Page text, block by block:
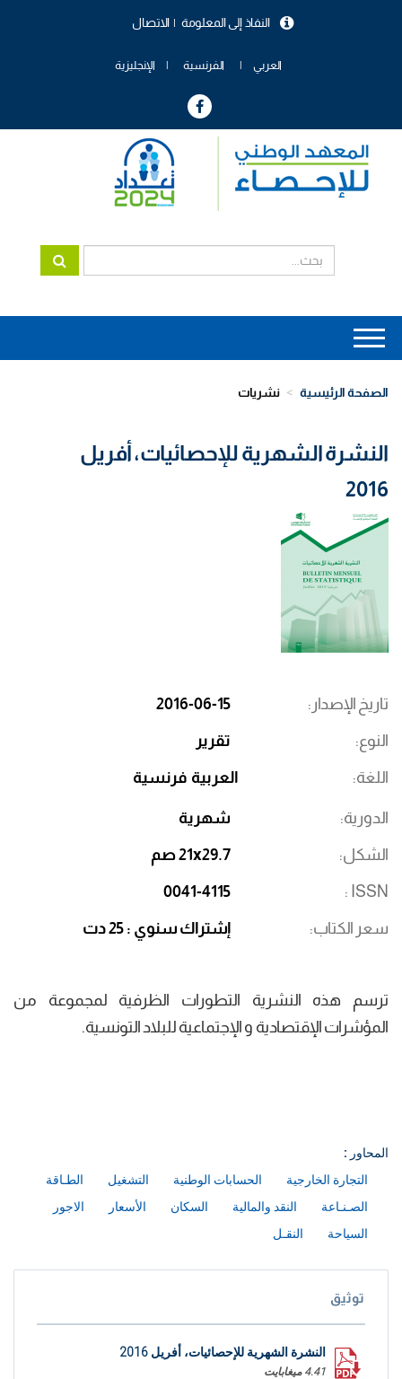
الاتصال النفاذ إلى المعلومة
العربي الفرنسية الإنجليزية
Main
navigation
الصفحة الرئيسية نشريات
النشرة الشهرية للإحصائيات، أفريل
2016
تاريخ الإصدار 2016-06-15
النوع تقرير
اللغة العربية فرنسية
الدورية شهرية
الشكل 21x29.7 صم
ISSN
0041-4115
سعر الكتاب إشتراك سنوي : 25 دت
ترسم هذه النشرية التطورات الظرفية لمجموعة من
المؤشرات الإقتصادية و الإجتماعية للبلاد التونسية.
المحاور :
التجارة الخارجية
الحسابات الوطنية التشغيل
الطـاقة
الصـنـاعة
النقد والمالية السكان الأسعار
الاجور
السياحة
النقـل
توثيق
النشرة الشهرية للإحصائيات، أفريل 2016
4.41 ميغابايت